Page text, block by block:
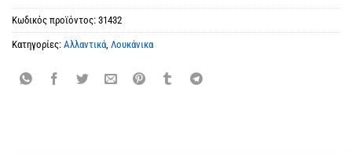
Κωδικός προϊόντος: 31432
Κατηγορίες: Αλλαντικά, Λουκάνικα